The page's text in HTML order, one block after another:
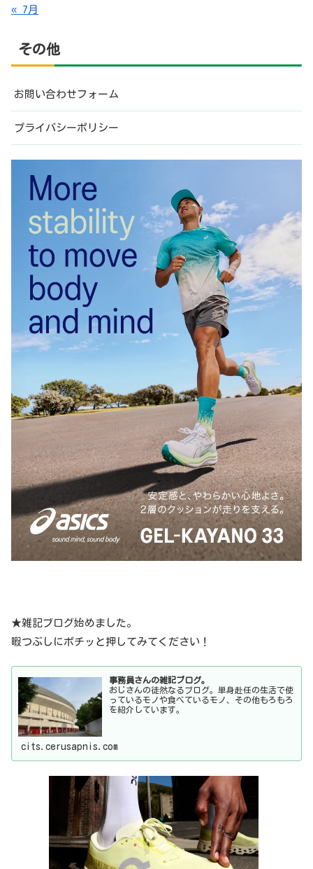
« 7月
その他
お問い合わせフォーム
プライバシーポリシー
★雑記ブログ始めました。
暇つぶしにポチッと押してみてください！
事務員さんの雑記ブログ。
おじさんの徒然なるブログ。単身赴任の生活で使
っているモノや食べているモノ、その他もろもろ
を紹介しています。
cits.cerusapnis.com